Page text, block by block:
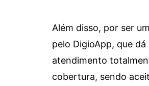
Além disso, por ser
pelo DigioApp, que
atendimento
cobertura, sendo